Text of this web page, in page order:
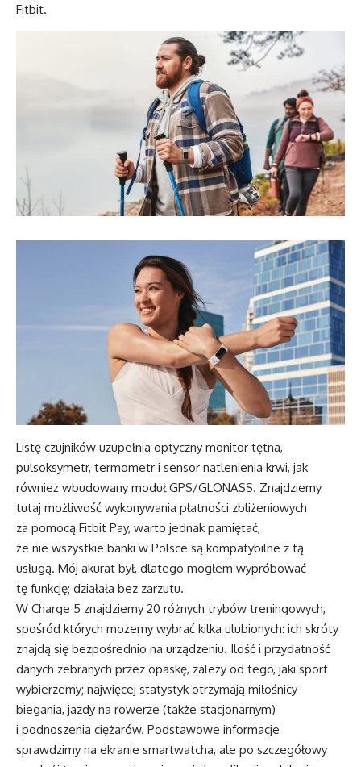
Fitbit.
Listę czujników uzupełnia optyczny monitor tętna,
pulsoksymetr, termometr i sensor natlenienia krwi, jak
również wbudowany moduł GPS/GLONASS. Znajdziemy
tutaj możliwość wykonywania płatności zbliżeniowych
za pomocą Fitbit Pay, warto jednak pamiętać,
że nie wszystkie banki w Polsce są kompatybilne z tą
usługą. Mój akurat był, dlatego mogłem wypróbować
tę funkcję; działała bez zarzutu.
W Charge 5 znajdziemy 20 różnych trybów treningowych,
spośród których możemy wybrać kilka ulubionych: ich skróty
znajdą się bezpośrednio na urządzeniu. Ilość i przydatność
danych zebranych przez opaskę, zależy od tego, jaki sport
wybierzemy; najwięcej statystyk otrzymają miłośnicy
biegania, jazdy na rowerze (także stacjonarnym)
i podnoszenia ciężarów. Podstawowe informacje
sprawdzimy na ekranie smartwatcha, ale po szczegółowy